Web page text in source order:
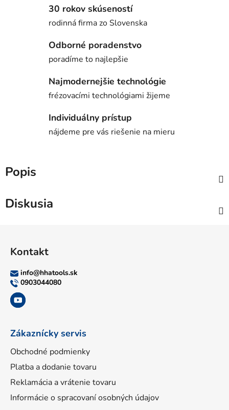
30 rokov skúseností
rodinná firma zo Slovenska
Odborné poradenstvo
poradíme to najlepšie
Najmodernejšie technológie
frézovacími technológiami žijeme
Individuálny prístup
nájdeme pre vás riešenie na mieru
Popis
Diskusia
Kontakt
info@hhatools.sk
0903044080
Zákaznícky servis
Obchodné podmienky
Platba a dodanie tovaru
Reklamácia a vrátenie tovaru
Informácie o spracovaní osobných údajov